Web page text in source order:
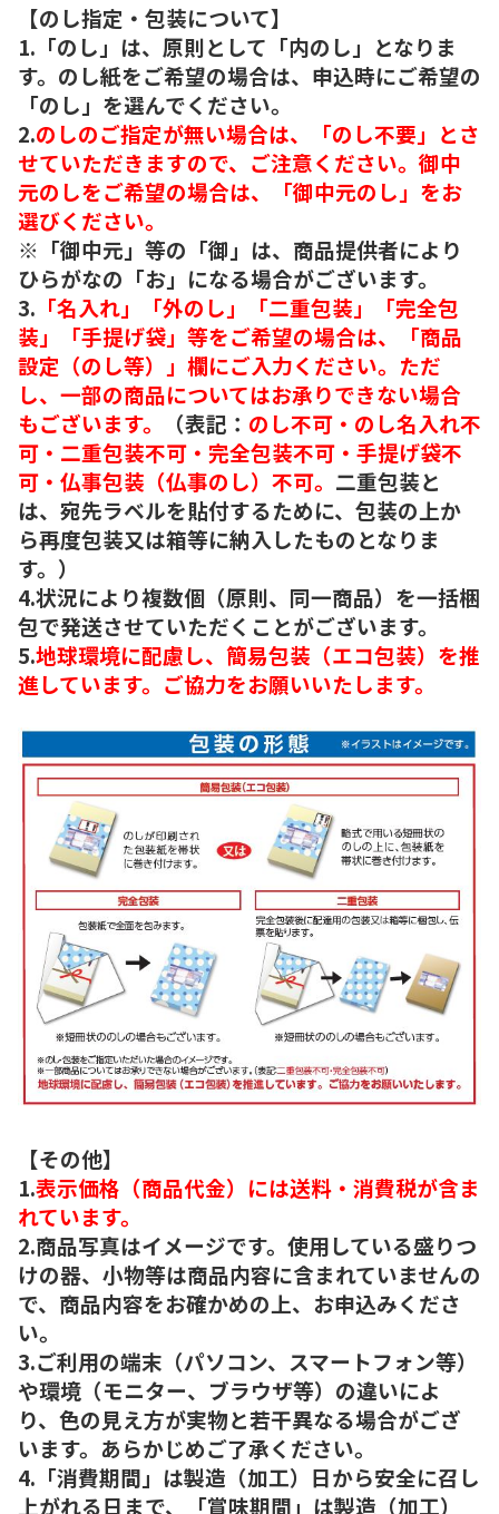
【のし指定・包装について】
1.「のし」は、原則として「内のし」となりま
す。のし紙をご希望の場合は、申込時にご希望の
「のし」を選んでください。
2.のしのご指定が無い場合は、「のし不要」とさ
せていただきますので、ご注意ください。御中
元のしをご希望の場合は、「御中元のし」をお
選びください。
※「御中元」等の「御」は、商品提供者により
ひらがなの「お」になる場合がございます。
3. 「名入れ」「外のし」「二重包装」「完全包
装」「手提げ袋」等をご希望の場合は、「商品
設定（のし等）」欄にご入力ください。ただ
し、一部の商品についてはお承りできない場合
もございます。
（表記： のし不可・のし名入れ不
可・二重包装不可・完全包装不可・手提げ袋不
可・仏事包装（仏事のし）不可。 二重包装と
は、宛先ラベルを貼付するために、包装の上か
ら再度包装又は箱等に納入したものとなりま
す。）
4.状況により複数個（原則、同一商品）を一括梱
包で発送させていただくことがございます。
5.地球環境に配慮し、簡易包装（エコ包装）を推
進しています。ご協力をお願いいたします。
【その他】
1.表示価格（商品代金）には送料・消費税が含ま
れています。
2.商品写真はイメージです。使用している盛りつ
けの器、小物等は商品内容に含まれていませんの
で、商品内容をお確かめの上、お申込みくださ
い。
3.ご利用の端末（パソコン、スマートフォン等）
や環境（モニター、ブラウザ等）の違いによ
り、色の見え方が実物と若干異なる場合がござ
います。あらかじめご了承ください。
4.「消費期間」は製造（加工）日から安全に召し
上がれる日まで、「賞味期間」は製造（加工）